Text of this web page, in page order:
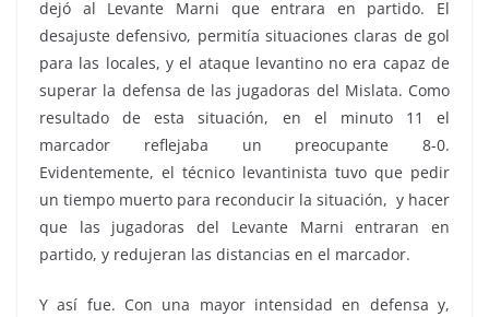
dejó al Levante Marni que entrara en partido. El
desajuste defensivo, permitía situaciones claras de gol
para las locales, y el ataque levantino no era capaz de
superar la defensa de las jugadoras del Mislata. Como
resultado de esta situación, en el minuto 11 el
marcador reflejaba un preocupante 8-0.
Evidentemente, el técnico levantinista tuvo que pedir
un tiempo muerto para reconducir la situación, y hacer
que las jugadoras del Levante Marni entraran en
partido, y redujeran las distancias en el marcador.
Y así fue. Con una mayor intensidad en defensa y,